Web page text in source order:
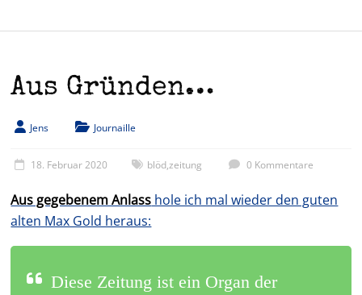
Aus Gründen…
Jens Journaille
18. Februar 2020 blöd,zeitung 0 Kommentare
Aus gegebenem Anlass hole ich mal wieder den guten
alten Max Gold heraus:
Diese Zeitung ist ein Organ der